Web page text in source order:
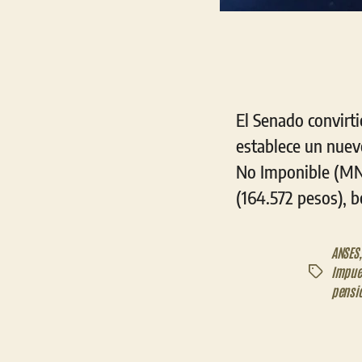
El Senado
establece un
No Imponible
(164.572 pesos),
Etiquetas
ANSES